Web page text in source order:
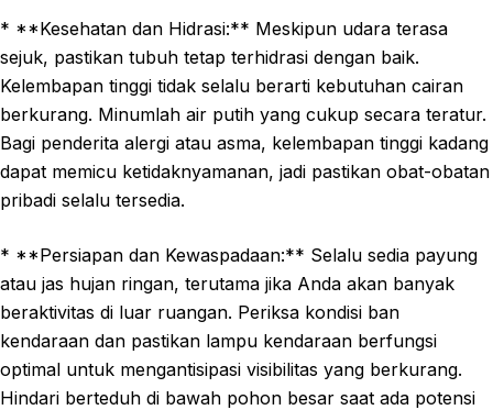
* **Kesehatan dan Hidrasi:** Meskipun udara terasa
sejuk, pastikan tubuh tetap terhidrasi dengan baik.
Kelembapan tinggi tidak selalu berarti kebutuhan cairan
berkurang. Minumlah air putih yang cukup secara teratur.
Bagi penderita alergi atau asma, kelembapan tinggi kadang
dapat memicu ketidaknyamanan, jadi pastikan obat-obatan
pribadi selalu tersedia.
* **Persiapan dan Kewaspadaan:** Selalu sedia payung
atau jas hujan ringan, terutama jika Anda akan banyak
beraktivitas di luar ruangan. Periksa kondisi ban
kendaraan dan pastikan lampu kendaraan berfungsi
optimal untuk mengantisipasi visibilitas yang berkurang.
Hindari berteduh di bawah pohon besar saat ada potensi